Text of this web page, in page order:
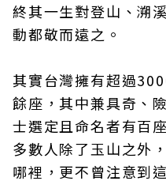
終其一生對登山、溯
動都敬而遠之。
其實台灣擁有超過
餘座，其中兼具奇、
士選定且命名者有百
多數人除了玉山之外
哪裡，更不曾注意到